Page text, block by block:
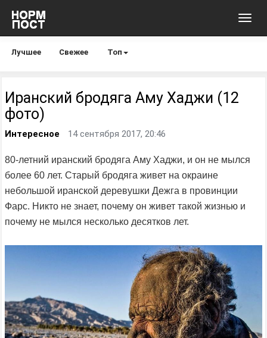
Лучшее Свежее Топ
Иранский бродяга Аму Хаджи (12
фото)
Интересное 14 сентября 2017, 20:46
80-летний иранский бродяга Аму Хаджи, и он не мылся
более 60 лет. Старый бродяга живет на окраине
небольшой иранской деревушки Дежга в провинции
Фарс. Никто не знает, почему он живет такой жизнью и
почему не мылся несколько десятков лет.